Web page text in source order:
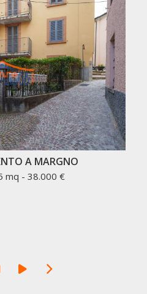
A MARGNO
mq - 38.000 €